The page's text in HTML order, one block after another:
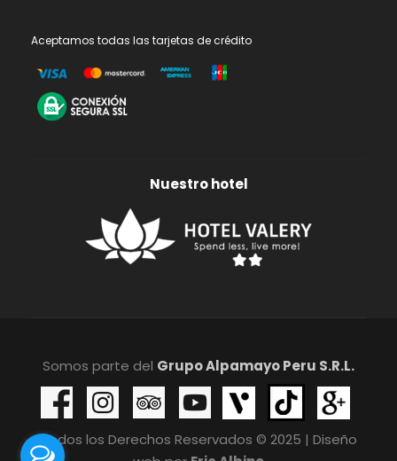
Aceptamos todas las tarjetas de crédito
Nuestro hotel
Somos parte del Grupo Alpamayo Peru S.R.L.
Todos los Derechos Reservados © 2025 | Diseño